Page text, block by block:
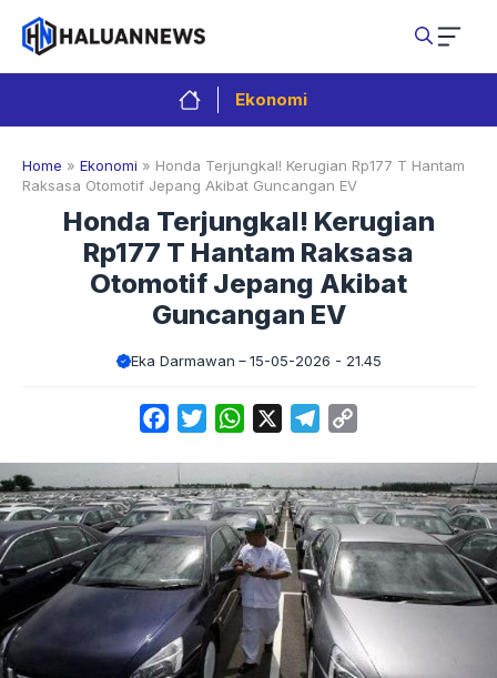
Langsung
isi
Ekonomi
Home » Ekonomi » Honda Terjungkal! Kerugian Rp177 T Hantam
Raksasa Otomotif Jepang Akibat Guncangan EV
Honda Terjungkal! Kerugian
Rp177 T Hantam Raksasa
Otomotif Jepang Akibat
Guncangan EV
Eka Darmawan 15-05-2026 - 21.45
FacebookTwitterWhatsApp Telegram